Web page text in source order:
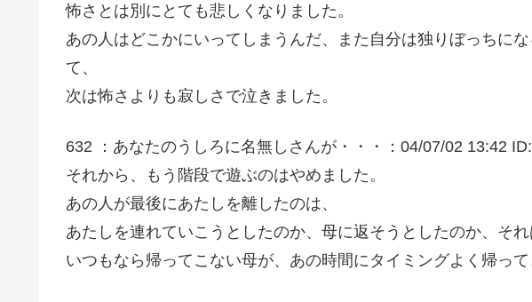
怖さとは別にとても悲しくなりました。
あの人はどこかにいってしまうんだ、また自分は独りぼっちに
て、
次は怖さよりも寂しさで泣きました。
632 ：あなたのうしろに名無しさんが・・・：04/07/02 13:42
それから、もう階段で遊ぶのはやめました。
あの人が最後にあたしを離したのは、
あたしを連れていこうとしたのか、母に返そうとしたのか、それ
いつもなら帰ってこない母が、あの時間にタイミングよく帰って